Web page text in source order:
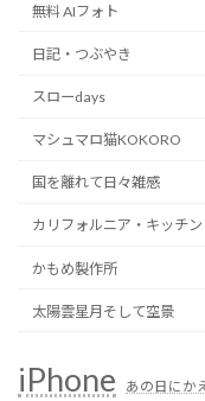
無料 AIフォト
日記・つぶやき
スローdays
マシュマロ猫KOKORO
国を離れて日々雑感
カリフォルニア・キッチン
かもめ製作所
太陽雲星月そして空景
iPhone あの日にか